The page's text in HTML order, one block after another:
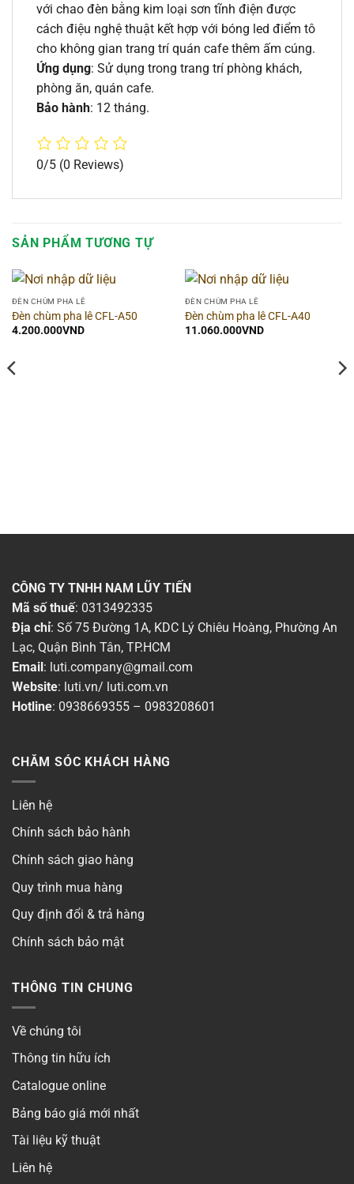
với chao đèn bằng kim loại sơn tĩnh điện được
cách điệu nghệ thuật kết hợp với bóng led điểm tô
cho không gian trang trí quán cafe thêm ấm cúng.
Ứng dụng: Sử dụng trong trang trí phòng khách,
phòng ăn, quán cafe.
Bảo hành: 12 tháng.
0/5 (0 Reviews)
SẢN PHẨM TƯƠNG TỰ
ĐÈN CHÙM PHA LÊ
Đèn chùm pha lê CFL-A50
4.200.000VND
ĐÈN CHÙM PHA LÊ
Đèn chùm pha lê CFL-A40
11.060.000VND
CÔNG TY TNHH NAM LŨY TIẾN
Mã số thuế: 0313492335
Địa chỉ: Số 75 Đường 1A, KDC Lý Chiêu Hoàng, Phường An
Lạc, Quận Bình Tân, TP.HCM
Email : luti.company@gmail.com
Website: luti.vn/ luti.com.vn
Hotline: 0938669355 – 0983208601
CHĂM SÓC KHÁCH HÀNG
Liên hệ
Chính sách bảo hành
Chính sách giao hàng
Quy trình mua hàng
Quy định đổi & trả hàng
Chính sách bảo mật
THÔNG TIN CHUNG
Về chúng tôi
Thông tin hữu ích
Catalogue online
Bảng báo giá mới nhất
Tài liệu kỹ thuật
Liên hệ